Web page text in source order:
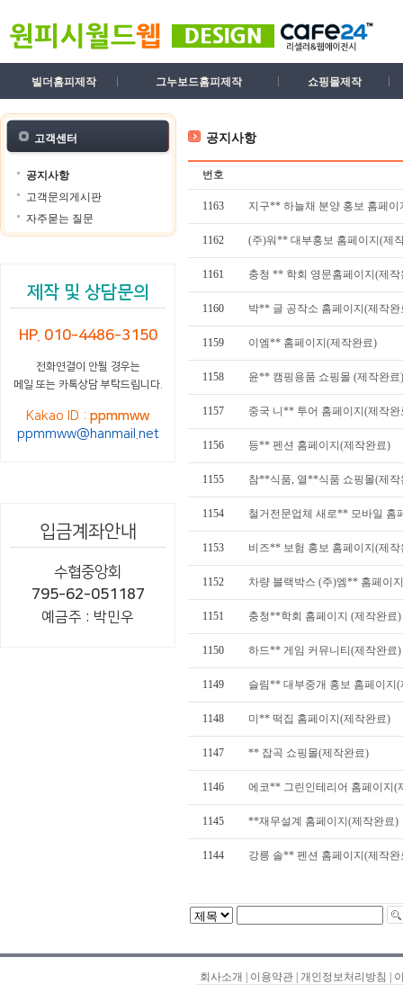
빌더홈피제작 그누보드홈피제작 쇼핑몰제작
고객센터
공지사항
고객문의게시판
자주묻는 질문
제작 및 상담문의
HP. 010-4486-3150
전화연결이 안될 경우는
메일 또는 카톡상담 부탁드립니다.
Kakao ID :ppmmww
ppmmww@hanmail.net
입금계좌안내
수협중앙회
795-62-051187
예금주 : 박민우
공지사항
번호
1163 지구** 하늘채 분양 홍보 홈페이
1162 (주)워** 대부홍보 홈페이지(제
1161 충청 ** 학회 영문홈페이지(제작
1160 박** 글 공작소 홈페이지(제작완
1159 이엠** 홈페이지(제작완료)
1158 윤** 캠핑용품 쇼핑몰 (제작완료)
1157 중국 니** 투어 홈페이지(제작완
1156 등** 펜션 홈페이지(제작완료)
1155 참**식품, 열**식품 쇼핑몰(제작
1154 철거전문업체 새로** 모바일 홈
1153 비즈** 보험 홍보 홈페이지(제작
1152 차량 블랙박스 (주)엠** 홈페이
1151 충청**학회 홈페이지 (제작완료)
1150 하드** 게임 커뮤니티(제작완료)
1149 슬림** 대부중개 홍보 홈페이지(
1148 미** 떡집 홈페이지(제작완료)
1147 ** 잡곡 쇼핑몰(제작완료)
1146 에코** 그린인테리어 홈페이지(
1145 **재무설계 홈페이지(제작완료)
1144 강릉 솔** 펜션 홈페이지(제작완
회사소개 이용약관 개인정보처리방침